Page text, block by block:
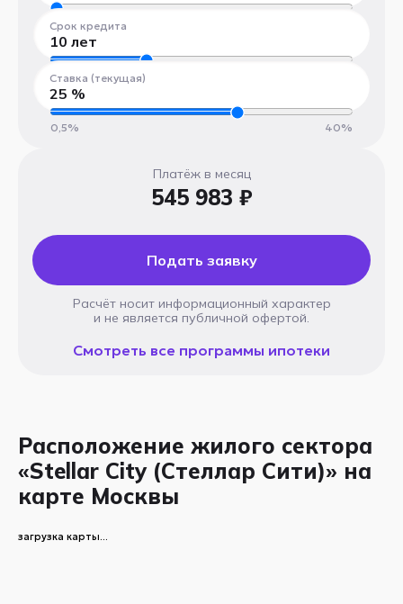
300 000 ₽
Срок кредита
10 лет
1 год
Ставка (текущая)
25 %
0,5% 40%
Платёж в месяц
545 983 ₽
Подать заявку
Расчёт носит информационный характер
и не является публичной офертой.
Смотреть все программы ипотеки
Расположение жилого сектора
«Stellar City (Стеллар Сити)» на
карте Москвы
загрузка карты...